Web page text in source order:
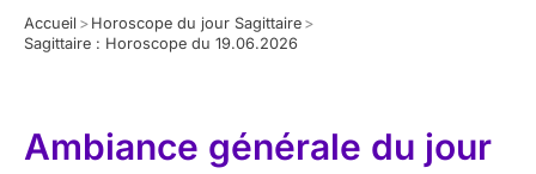
Accueil > Horoscope du jour Sagittaire >
Sagittaire : Horoscope du 19.06.2026
Ambiance générale du jour